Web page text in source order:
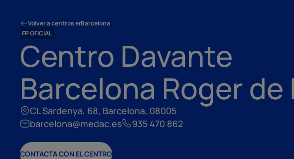
Volver a centros enBarcelona
FP OFICIAL
Centro Davante
Barcelona Roger de
CL Sardenya, 68, Barcelona, 08005
barcelona@medac.es
935 470 862
CONTACTA CON EL CENTRO